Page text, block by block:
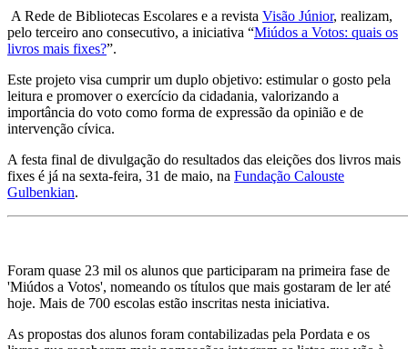
A Rede de Bibliotecas Escolares e a revista Visão Júnior, realizam,
pelo terceiro ano consecutivo, a iniciativa “Miúdos a Votos: quais os
livros mais fixes?”.
Este projeto visa cumprir um duplo objetivo: estimular o gosto pela
leitura e promover o exercício da cidadania, valorizando a
importância do voto como forma de expressão da opinião e de
intervenção cívica.
A festa final de divulgação do resultados das eleições dos livros mais
fixes é já na sexta-feira, 31 de maio, na Fundação Calouste
Gulbenkian.
Foram quase 23 mil os alunos que participaram na primeira fase de
'Miúdos a Votos', nomeando os títulos que mais gostaram de ler até
hoje. Mais de 700 escolas estão inscritas nesta iniciativa.
As propostas dos alunos foram contabilizadas pela Pordata e os